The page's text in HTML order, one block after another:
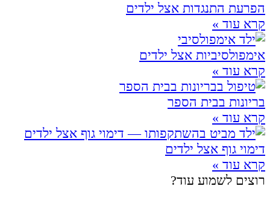
הפרעת התנגדות אצל ילדים
קרא עוד »
אימפולסיביות אצל ילדים
קרא עוד »
בריונות בבית הספר
קרא עוד »
דימוי גוף אצל ילדים
קרא עוד »
רוצים לשמוע עוד?